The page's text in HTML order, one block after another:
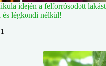
idején a felforrósodott lakást
légkondi nélkül!